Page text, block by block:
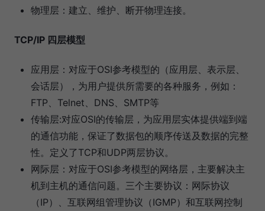
物理层：建立、维护、断开物理连接。
TCP/IP 四层模型
应用层：对应于OSI参考模型的（应用层、表示层、
会话层），为用户提供所需要的各种服务，例如：
FTP、Telnet、DNS、SMTP等
传输层:对应OSI的传输层，为应用层实体提供端到端
的通信功能，保证了数据包的顺序传送及数据的完整
性。定义了TCP和UDP两层协议。
网际层：对应于OSI参考模型的网络层，主要解决主
机到主机的通信问题。三个主要协议：网际协议
（IP）、互联网组管理协议（IGMP）和互联网控制